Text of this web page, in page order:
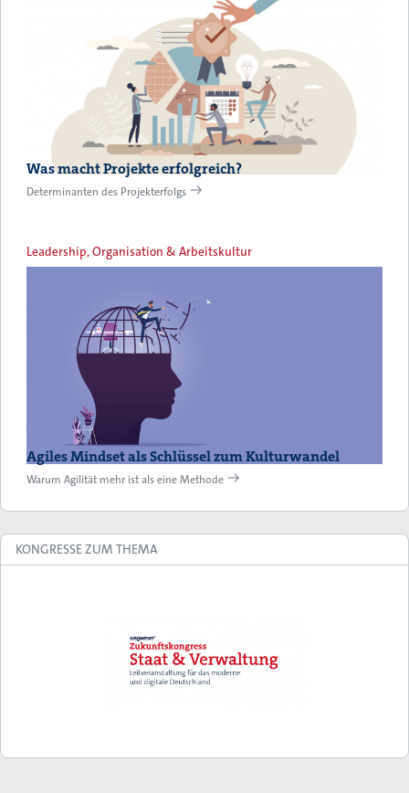
Was macht Projekte erfolgreich?
Determinanten des Projekterfolgs
Leadership, Organisation & Arbeitskultur
Agiles Mindset als Schlüssel zum Kulturwandel
Warum Agilität mehr ist als eine Methode
KONGRESSE ZUM THEMA